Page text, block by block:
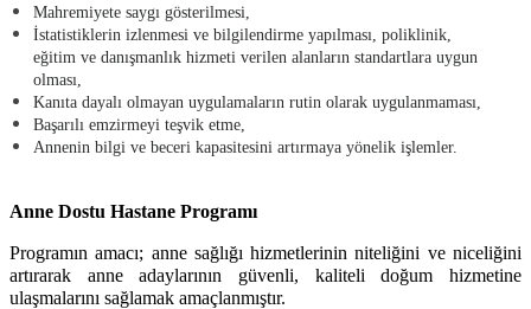
Mahremiyete saygı gösterilmesi,
İstatistiklerin izlenmesi ve bilgilendirme yapılması, poliklinik,
eğitim ve danışmanlık hizmeti verilen alanların standartlara uygun
olması,
Kanıta dayalı olmayan uygulamaların rutin olarak uygulanmaması,
Başarılı emzirmeyi teşvik etme,
Annenin bilgi ve beceri kapasitesini artırmaya yönelik işlemler.
Anne Dostu Hastane Programı
Programın amacı; anne sağlığı hizmetlerinin niteliğini ve niceliğini
artırarak anne adaylarının güvenli, kaliteli doğum hizmetine
ulaşmalarını sağlamak amaçlanmıştır.